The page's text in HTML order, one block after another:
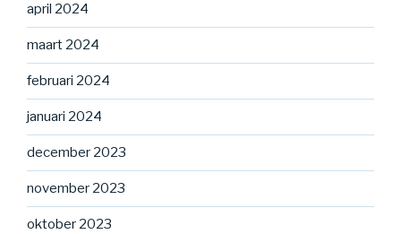
april 2024
maart 2024
februari 2024
januari 2024
december 2023
november 2023
oktober 2023